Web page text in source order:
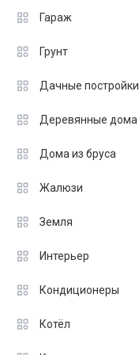
Гараж
Грунт
Дачные постройки
Деревянные дома
Дома из бруса
Жалюзи
Земля
Интерьер
Кондиционеры
Котёл